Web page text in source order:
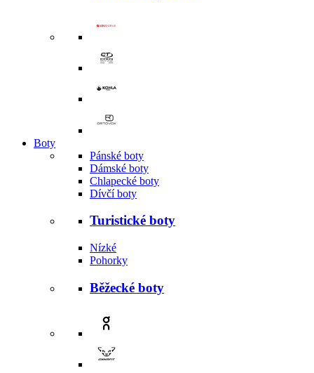
Boty
Pánské boty
Dámské boty
Chlapecké boty
Dívčí boty
Turistické boty
Nízké
Pohorky
Běžecké boty